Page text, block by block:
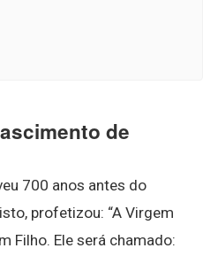
de
700 anos antes do
profetizou: “A Virgem
Filho. Ele será chamado: